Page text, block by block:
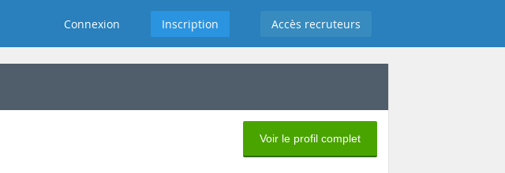
Connexion Inscription Accès recruteurs
Voir le profil complet